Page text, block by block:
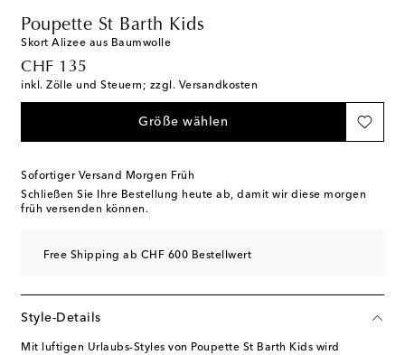
Poupette St Barth Kids
Skort Alizee aus Baumwolle
CHF 135
original price
inkl. Zölle und Steuern; zzgl. Versandkosten
Größe wählen
Sofortiger Versand Morgen Früh
Schließen Sie Ihre Bestellung heute ab, damit wir diese morgen
früh versenden können.
Free Shipping ab CHF 600 Bestellwert
Style-Details
Mit luftigen Urlaubs-Styles von Poupette St Barth Kids wird